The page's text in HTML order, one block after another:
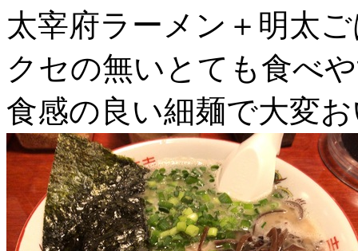
太宰府ラーメン＋明太
クセの無いとても食べ
食感の良い細麺で大変